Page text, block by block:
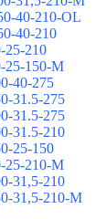
40-210-OL
40-210
25-210
25-150-М
40-275
31.5-275
31.5-275
31.5-210
25-150
25-210-М
31,5-210
31,5-210-М